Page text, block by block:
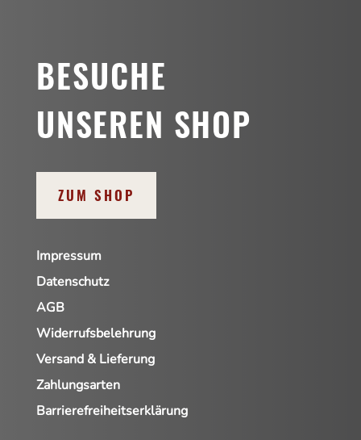
BESUCHE
UNSEREN SHOP
ZUM SHOP
Impressum
Datenschutz
AGB
Widerrufsbelehrung
Versand & Lieferung
Zahlungsarten
Barrierefreiheitserklärung